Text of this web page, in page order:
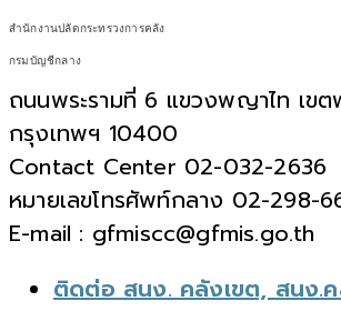
สำนักงานปลัดกระทรวงการคลัง
กรมบัญชีกลาง
ถนนพระรามที่ 6 แขวงพญาไท เข
กรุงเทพฯ 10400
Contact Center 02-032-2636
หมายเลขโทรศัพท์กลาง 02-298-
E-mail : gfmiscc@gfmis.go.th
ติดต่อ สนง. คลังเขต, สนง.